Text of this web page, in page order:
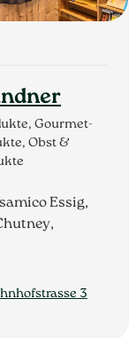
Gourmet-
Obst &
Essig,
3